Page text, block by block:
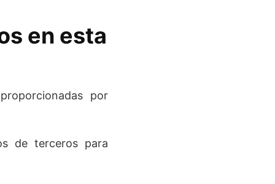
en esta
por
de terceros para